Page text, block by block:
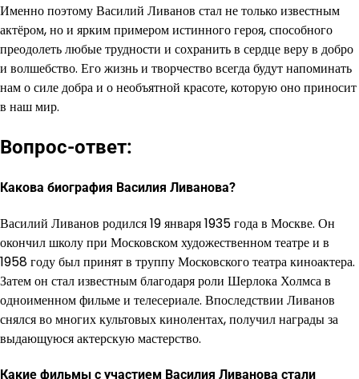
Именно поэтому Василий Ливанов стал не только известным
актёром, но и ярким примером истинного героя, способного
преодолеть любые трудности и сохранить в сердце веру в добро
и волшебство. Его жизнь и творчество всегда будут напоминать
нам о силе добра и о необъятной красоте, которую оно приносит
в наш мир.
Вопрос-ответ:
Какова биография Василия Ливанова?
Василий Ливанов родился 19 января 1935 года в Москве. Он
окончил школу при Московском художественном театре и в
1958 году был принят в труппу Московского театра киноактера.
Затем он стал известным благодаря роли Шерлока Холмса в
одноименном фильме и телесериале. Впоследствии Ливанов
снялся во многих культовых кинолентах, получил награды за
выдающуюся актерскую мастерство.
Какие фильмы с участием Василия Ливанова стали